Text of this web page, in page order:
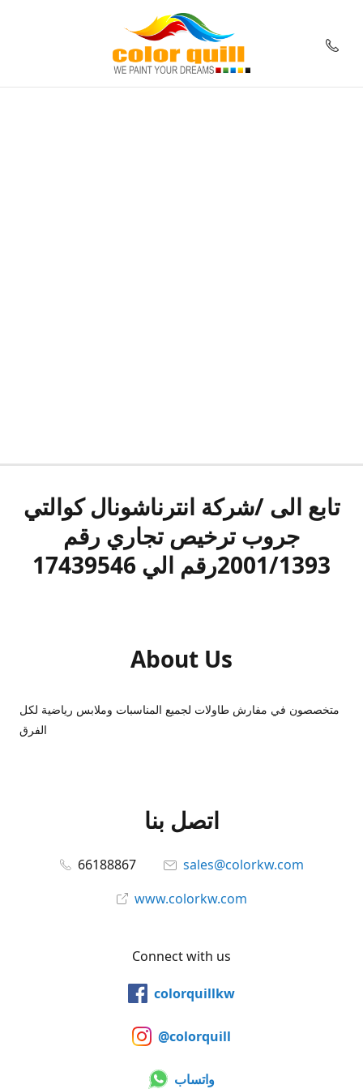
تابع الى /شركة انترناشونال كوالتي
جروب ترخيص تجاري رقم
2001/1393رقم الي 17439546
About Us
متخصصون في مفارش طاولات لجميع المناسبات وملابس رياضية لكل
الفرق
اتصل بنا
66188867
sales@colorkw.com
www.colorkw.com
Connect with us
colorquillkw
@colorquill
واتساب